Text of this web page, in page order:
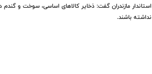
استاندار مازندران گفت: ذخایر کالاهای اساسی، سوخت و
نداشته باشند.